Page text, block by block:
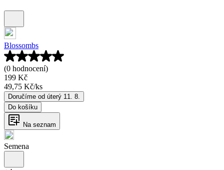
Blossombs
(0 hodnocení)
199 Kč
49,75 Kč/ks
Doručíme od úterý 11. 8.
Do košíku
Na seznam
Semena